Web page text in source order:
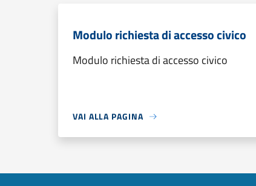
Modulo richiesta di accesso civico
Modulo richiesta di accesso civico
VAI ALLA PAGINA